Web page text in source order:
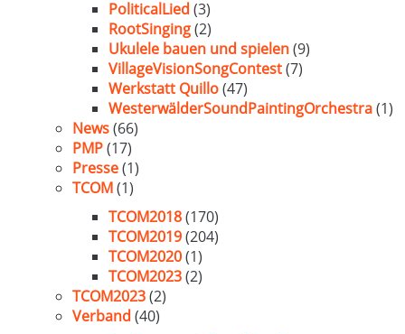
PoliticalLied (3)
RootSinging(2)
Ukulele bauen und spielen(9)
VillageVisionSongContest(7)
Werkstatt Quillo(47)
WesterwälderSoundPaintingOrchestra(1)
News(66)
PMP(17)
Presse(1)
TCOM(1)
TCOM2018(170)
TCOM2019(204)
TCOM2020(1)
TCOM2023(2)
TCOM2023(2)
Verband (40)